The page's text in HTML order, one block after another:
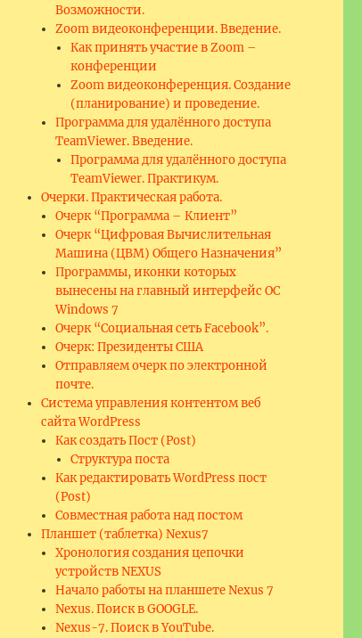
Возможности.
Zoom видеоконференции. Введение.
Как принять участие в Zoom –
конференции
Zoom видеоконференция. Создание
(планирование) и проведение.
Программа для удалённого доступа
TeamViewer. Введение.
Программа для удалённого доступа
TeamViewer. Практикум.
Очерки. Практическая работа.
Очерк “Программа – Клиент”
Очерк “Цифровая Вычислительная
Машина (ЦВМ) Общего Назначения”
Программы, иконки которых
вынесены на главный интерфейс ОС
Windows 7
Очерк “Социальная сеть Facebook”.
Очерк: Президенты США
Отправляем очерк по электронной
почте.
Система управления контентом веб
сайта WordPress
Как создать Пост (Post)
Структура поста
Как редактировать WordPress пост
(Post)
Совместная работа над постом
Планшет (таблетка) Nexus7
Хронология создания цепочки
устройств NEXUS
Начало работы на планшете Nexus 7
Nexus. Поиск в GOOGLE.
Nexus-7. Поиск в YouTube.